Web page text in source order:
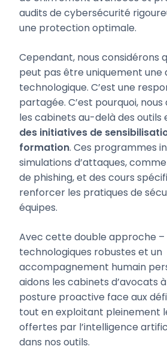
audits de cybersécurité
une protection optimale.
Cependant, nous considérons
peut pas être uniquement une
technologique. C’est une
partagée. C’est pourquoi,
les cabinets au-delà des outils
des initiatives de
formation. Ces programmes
simulations d’attaques,
de phishing, et des cours
renforcer les pratiques de
équipes.
Avec cette double approche –
technologiques robustes et un
accompagnement humain
aidons les cabinets d’avocats
posture proactive face aux
tout en exploitant pleinement
offertes par l’intelligence
dans nos outils.